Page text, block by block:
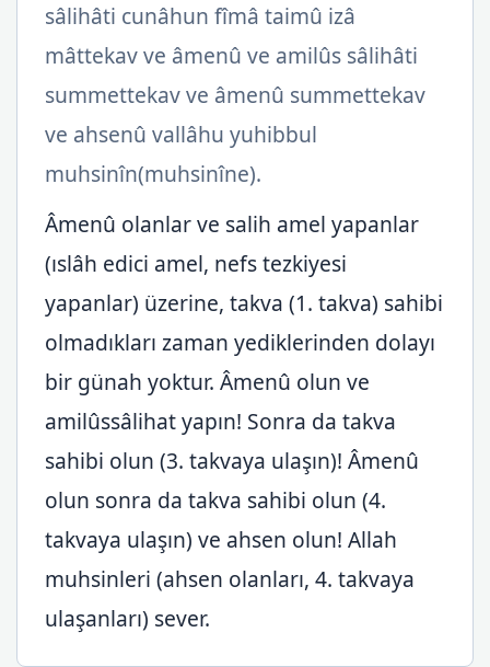
sâlihâti cunâhun fîmâ taimû izâ
mâttekav ve âmenû ve amilûs sâlihâti
summettekav ve âmenû summettekav
ve ahsenû vallâhu yuhibbul
muhsinîn(muhsinîne).
Âmenû olanlar ve salih amel yapanlar
(ıslâh edici amel, nefs tezkiyesi
yapanlar) üzerine, takva (1. takva) sahibi
olmadıkları zaman yediklerinden dolayı
bir günah yoktur. Âmenû olun ve
amilûssâlihat yapın! Sonra da takva
sahibi olun (3. takvaya ulaşın)! Âmenû
olun sonra da takva sahibi olun (4.
takvaya ulaşın) ve ahsen olun! Allah
muhsinleri (ahsen olanları, 4. takvaya
ulaşanları) sever.